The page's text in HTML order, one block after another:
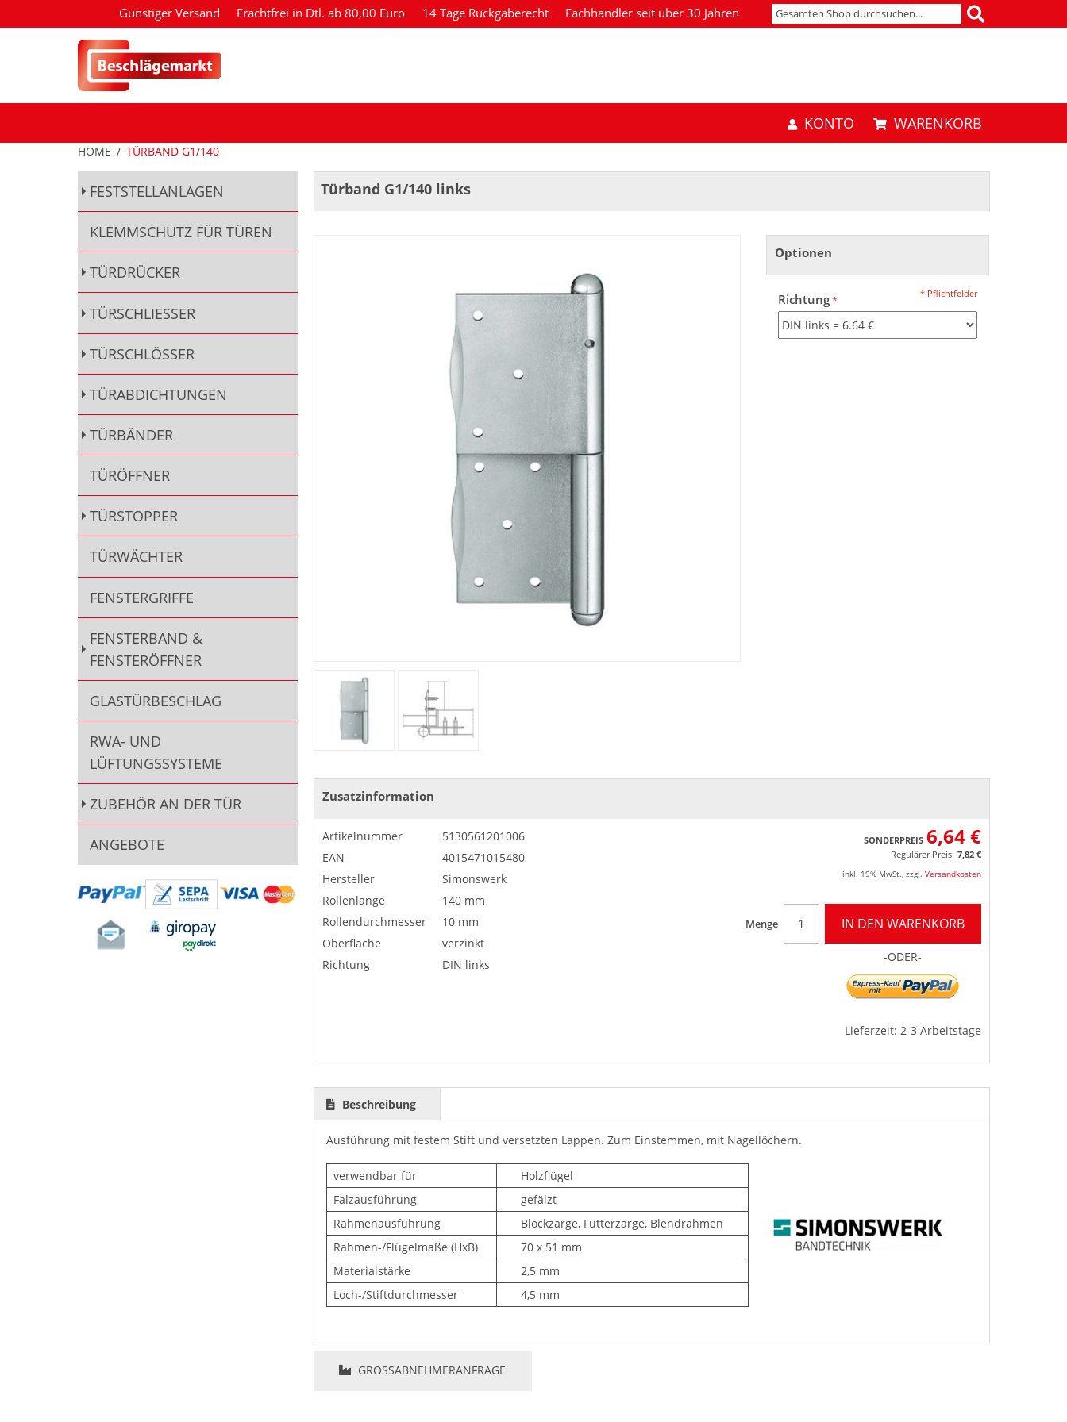
Günstiger Versand Frachtfrei in Dtl. ab 80,00 Euro 14 Tage Rückgaberecht Fachhändler seit über 30 Jahren
KONTO WARENKORB
HOME / TÜRBAND G1/140
Türband G1/140 links
Optionen
Richtung * Pflichtfelder
Zusatzinformation
Artikelnummer
5130561201006
EAN
4015471015480
Hersteller
Simonswerk
Rollenlänge
140 mm
Rollendurchmesser
10 mm
Oberfläche
verzinkt
Richtung
DIN links
SONDERPREIS 6,64 €
Regulärer Preis: 7,82 €
inkl. 19% MwSt. zzgl. Versandkosten
Menge IN DEN WARENKORB
-ODER-
Lieferzeit: 2-3 Arbeitstage
Beschreibung
Ausführung mit festem Stift und versetzten Lappen. Zum Einstemmen, mit Nagellöchern.
verwendbar für
Holzflügel
Falzausführung
gefälzt
Rahmenausführung
Blockzarge, Futterzarge, Blendrahmen
Rahmen-/Flügelmaße (HxB)
70 x 51 mm
Materialstärke
2,5 mm
Loch-/Stiftdurchmesser
4,5 mm
GROSSABNEHMERANFRAGE
FESTSTELLANLAGEN
KLEMMSCHUTZ FÜR TÜREN
TÜRDRÜCKER
TÜRSCHLIESSER
TÜRSCHLÖSSER
TÜRABDICHTUNGEN
TÜRBÄNDER
TÜRÖFFNER
TÜRSTOPPER
TÜRWÄCHTER
FENSTERGRIFFE
FENSTERBAND &
FENSTERÖFFNER
GLASTÜRBESCHLAG
RWA- UND
LÜFTUNGSSYSTEME
ZUBEHÖR AN DER TÜR
ANGEBOTE